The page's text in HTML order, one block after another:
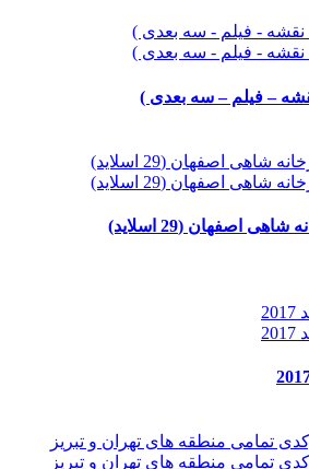
– فیلم – سه بعدی )
اصفهان (29 اسلاید)